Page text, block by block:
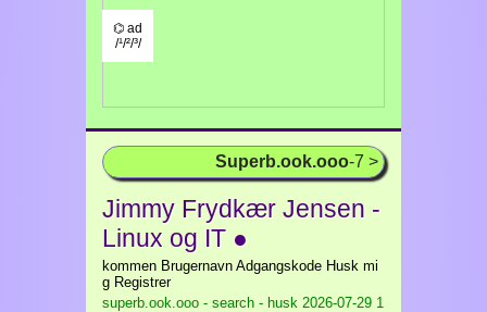
⌬ ad
/¹/²/³/
Superb.ook.ooo-7 >
Jimmy Frydkær Jensen -
Linux og IT ●
kommen Brugernavn Adgangskode Husk mi
g Registrer
superb.ook.ooo - search - husk 2026-07-29 1